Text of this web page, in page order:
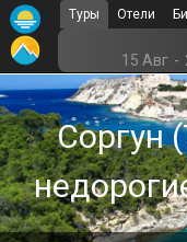
Туры Отели
15 Авг -
Соргун
Главная
Турция- Курорты
Офис г. Москва
Помощь
Подборки отелей